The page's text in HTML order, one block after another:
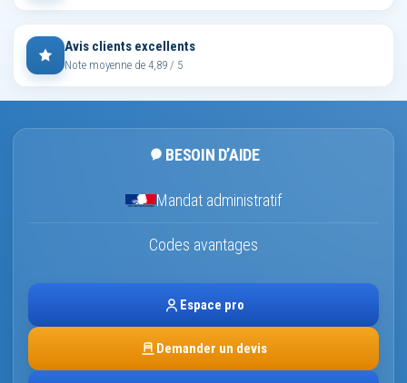
Avis clients excellents
Note moyenne de 4,89 / 5
BESOIN D’AIDE
Mandat administratif
Codes avantages
Espace pro
Demander un devis